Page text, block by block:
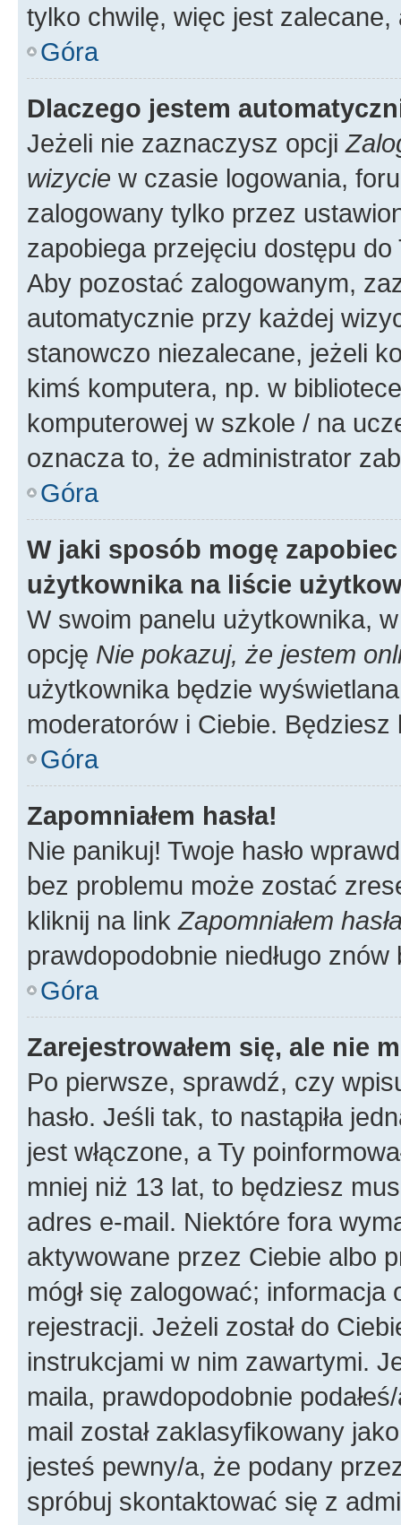
tylko chwilę, więc jest zalecane,
Góra
Dlaczego jestem
Jeżeli nie zaznaczysz opcji
wizycie w czasie logowania,
zalogowany tylko przez
zapobiega przejęciu dostępu
Aby pozostać zalogowanym,
automatycznie przy każdej
stanowczo niezalecane, jeżeli
kimś komputera, np. w
komputerowej w szkole / na
oznacza to, że administrator
Góra
W jaki sposób mogę
użytkownika na liście
W swoim panelu użytkownika,
opcję Nie pokazuj, że jestem
użytkownika będzie
moderatorów i Ciebie.
Góra
Zapomniałem hasła!
Nie panikuj! Twoje hasło
bez problemu może zostać
kliknij na link Zapomniałem
prawdopodobnie niedługo
Góra
Zarejestrowałem się, ale nie
Po pierwsze, sprawdź, czy
hasło. Jeśli tak, to nastąpiła
jest włączone, a Ty
mniej niż 13 lat, to będziesz
adres e-mail. Niektóre fora
aktywowane przez Ciebie albo
mógł się zalogować;
rejestracji. Jeżeli został do
instrukcjami w nim zawartymi.
maila, prawdopodobnie
mail został zaklasyfikowany
jesteś pewny/a, że podany
spróbuj skontaktować się z